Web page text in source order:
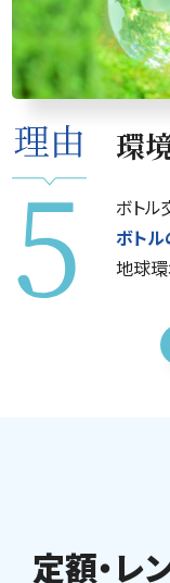
環
ボトル
ボトル
地球環
定額・レ